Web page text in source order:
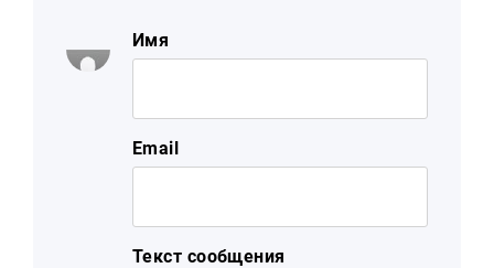
Имя
Email
Текст сообщения